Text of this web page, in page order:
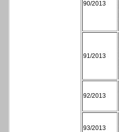
90/2013
91/2013
92/2013
93/2013